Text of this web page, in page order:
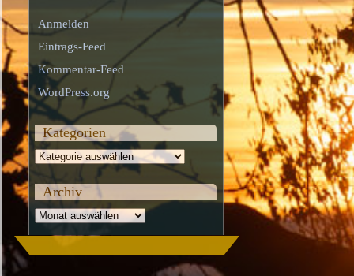
Anmelden
Eintrags-Feed
Kommentar-Feed
WordPress.org
Kategorien
Kategorien
Archiv
Archiv